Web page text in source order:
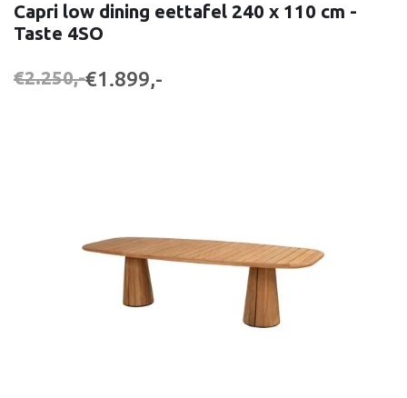
Capri low dining eettafel 240 x 110 cm -
Taste 4SO
€2.250,-€1.899,-